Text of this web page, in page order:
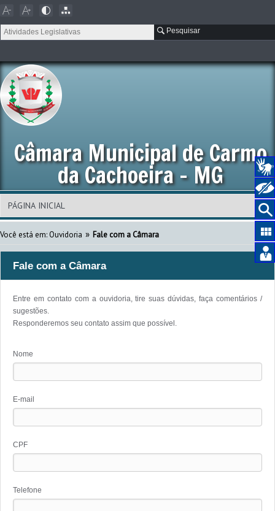
Pesquisar
Câmara Municipal de Carmo
da Cachoeira - MG
Você está em: Ouvidoria » Fale com a Câmara
Fale com a Câmara
Entre em contato com a ouvidoria, tire suas dúvidas, faça comentários /
sugestões.
Responderemos seu contato assim que possível.
Nome
E-mail
CPF
Telefone